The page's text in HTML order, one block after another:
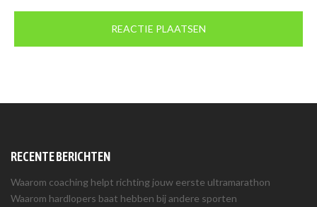
RECENTE BERICHTEN
Waarom coaching helpt richting jouw eerste ultramarathon
Waarom hardlopers baat hebben bij andere sporten